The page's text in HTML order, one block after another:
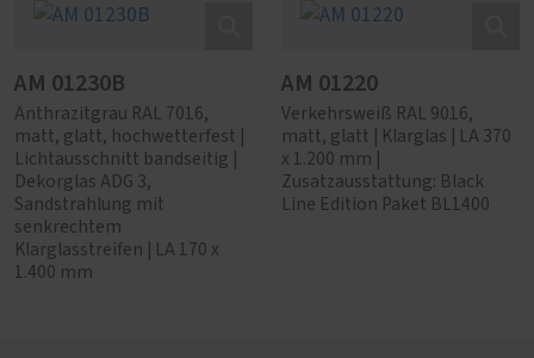
AM 01230B
Anthrazitgrau RAL 7016,
matt, glatt, hochwetterfest |
Lichtausschnitt bandseitig |
Dekorglas ADG 3,
Sandstrahlung mit
senkrechtem
Klarglasstreifen | LA 170 x
1.400 mm
AM 01220
Verkehrsweiß RAL 9016,
matt, glatt | Klarglas | LA 370
x 1.200 mm |
Zusatzausstattung: Black
Line Edition Paket BL1400